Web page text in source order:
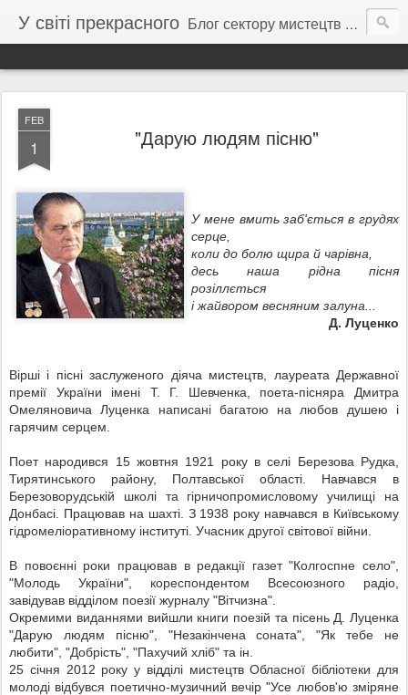
У світі прекрасного Блог сектору мистецтв Тернопільської обласної бібліотеки для молоді
FEB
1 "Дарую людям пісню"
У мене вмить заб'ється в грудях
серце,
коли до болю щира й чарівна,
десь наша рідна пісня
розіллється
і жайвором весняним залуна...
Д. Луценко
Вірші і пісні заслуженого діяча мистецтв, лауреата Державної
премії України імені Т. Г. Шевченка, поета-пісняра Дмитра
Омеляновича Луценка написані багатою на любов душею і
гарячим серцем.
Поет народився 15 жовтня 1921 року в селі Березова Рудка,
Тирятинського району, Полтавської області. Навчався в
Березоворудській школі та гірничопромисловому училищі на
Донбасі. Працював на шахті. З 1938 року навчався в Київському
гідромеліоративному інституті. Учасник другої світової війни.
В повоєнні роки працював в редакції газет "Колгоспне село",
"Молодь України", кореспондентом Всесоюзного радіо,
завідував відділом поезії журналу "Вітчизна".
Окремими виданнями вийшли книги поезій та пісень Д. Луценка
"Дарую людям пісню", "Незакінчена соната", "Як тебе не
любити", "Добрість", "Пахучий хліб" та ін.
25 січня 2012 року у відділі мистецтв Обласної бібліотеки для
молоді відбувся поетично-музичний вечір "Усе любов'ю зміряне